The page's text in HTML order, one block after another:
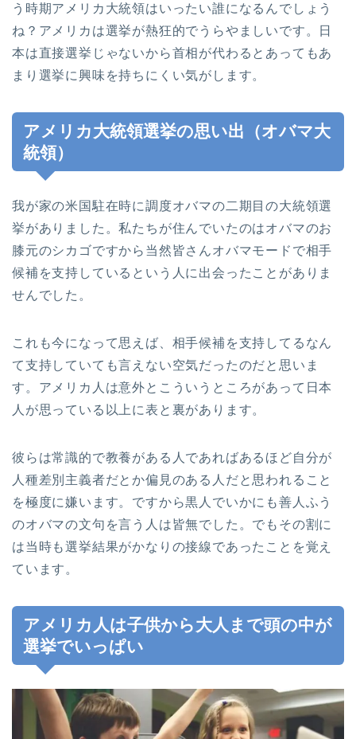
う時期アメリカ大統領はいったい誰になるんでしょう
ね？アメリカは選挙が熱狂的でうらやましいです。日
本は直接選挙じゃないから首相が代わるとあってもあ
まり選挙に興味を持ちにくい気がします。
アメリカ大統領選挙の思い出（オバマ大
統領）
我が家の米国駐在時に調度オバマの二期目の大統領選
挙がありました。私たちが住んでいたのはオバマのお
膝元のシカゴですから当然皆さんオバマモードで相手
候補を支持しているという人に出会ったことがありま
せんでした。
これも今になって思えば、相手候補を支持してるなん
て支持していても言えない空気だったのだと思いま
す。アメリカ人は意外とこういうところがあって日本
人が思っている以上に表と裏があります。
彼らは常識的で教養がある人であればあるほど自分が
人種差別主義者だとか偏見のある人だと思われること
を極度に嫌います。ですから黒人でいかにも善人ふう
のオバマの文句を言う人は皆無でした。でもその割に
は当時も選挙結果がかなりの接線であったことを覚え
ています。
アメリカ人は子供から大人まで頭の中が
選挙でいっぱい